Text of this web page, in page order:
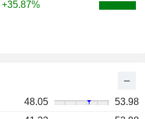
+35.87%
48.05
53.98